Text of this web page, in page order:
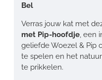
Bel
Verras jouw kat met
met Pip-hoofdje, een
geliefde Woezel & Pip
te spelen en het
te prikkelen.